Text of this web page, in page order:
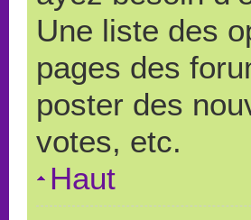
Une liste des
pages des
poster des
votes, etc.
Haut